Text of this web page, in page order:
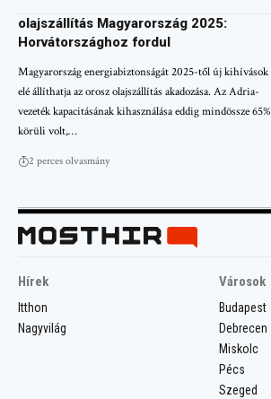
olajszállítás Magyarország 2025:
Horvátországhoz fordul
Magyarország energiabiztonságát 2025-től új kihívások
elé állíthatja az orosz olajszállítás akadozása. Az Adria-
vezeték kapacitásának kihasználása eddig mindössze 65%
körüli volt,…
2 perces olvasmány
Hírek
Itthon
Nagyvilág
Városok
Budapest
Debrecen
Miskolc
Pécs
Szeged